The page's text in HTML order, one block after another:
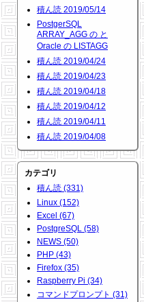
積ん読 2019/05/14
PostgerSQL
ARRAY_AGG の と
Oracle の LISTAGG
積ん読 2019/04/24
積ん読 2019/04/23
積ん読 2019/04/18
積ん読 2019/04/12
積ん読 2019/04/11
積ん読 2019/04/08
カテゴリ
積ん読 (331)
Linux (152)
Excel (67)
PostgreSQL (58)
NEWS (50)
PHP (43)
Firefox (35)
Raspberry Pi (34)
コマンドプロンプト (31)